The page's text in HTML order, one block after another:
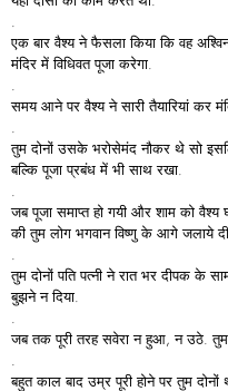
.
एक बार वैश्य ने फैसला किया कि वह
मंदिर में विधिवत पूजा करेगा.
.
समय आने पर वैश्य ने सारी तैयारियां कर
.
तुम दोनों उसके भरोसेमंद नौकर थे सो
बल्कि पूजा प्रबंध में भी साथ रखा.
.
जब पूजा समाप्त हो गयी और शाम को वैश्य
की तुम लोग भगवान विष्णु के आगे जलाये
.
तुम दोनों पति पत्नी ने रात भर दीपक के
बुझने न दिया.
.
जब तक पूरी तरह सवेरा न हुआ, न उठे. तुम
.
बहुत काल बाद उम्र पूरी होने पर तुम